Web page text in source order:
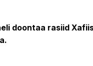
doontaa rasiid